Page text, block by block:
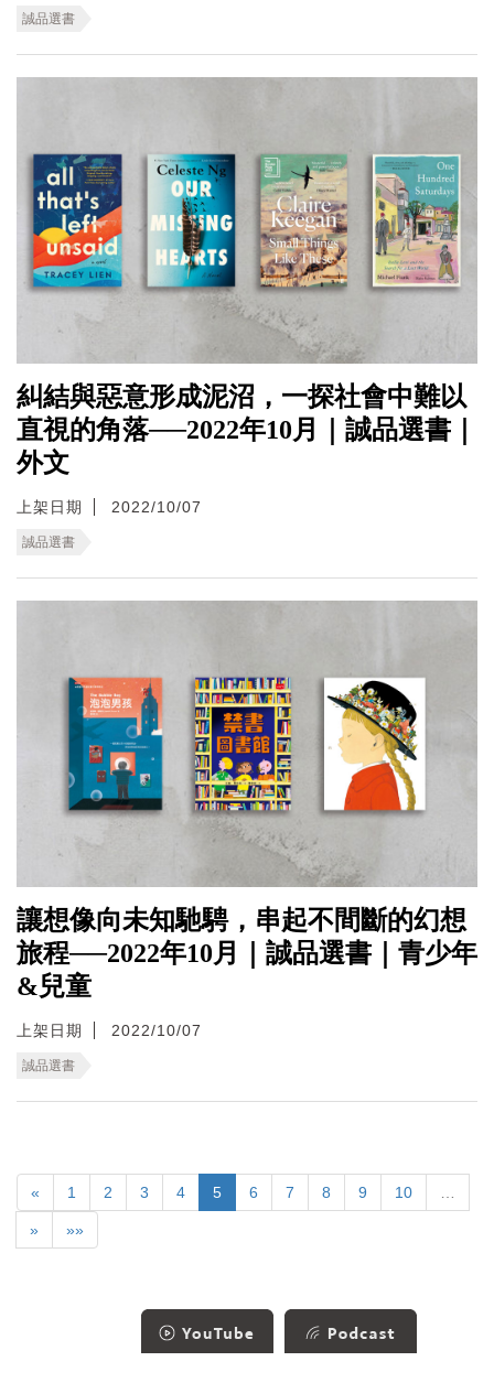
誠品選書
糾結與惡意形成泥沼，一探社會中難以
直視的角落──2022年10月｜誠品選書｜
外文
上架日期 2022/10/07
誠品選書
讓想像向未知馳騁，串起不間斷的幻想
旅程──2022年10月｜誠品選書｜青少年
&兒童
上架日期 2022/10/07
誠品選書
« 1 2 3 4 5 6 7 8 9 10
» »»